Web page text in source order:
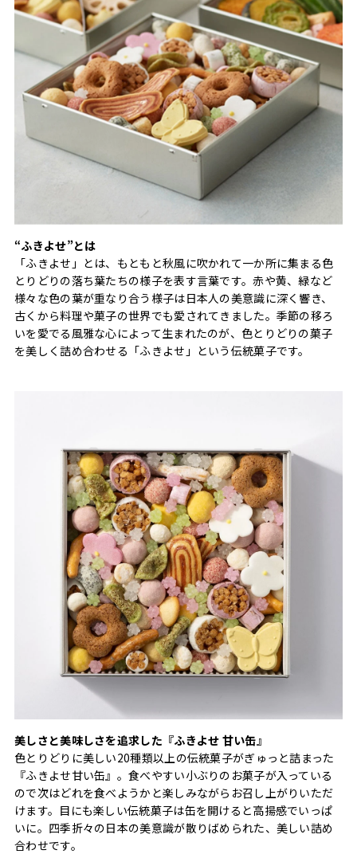
“ふきよせ”とは
「ふきよせ」とは、もともと秋風に吹かれて一か所に集まる色
とりどりの落ち葉たちの様子を表す言葉です。赤や黄、緑など
様々な色の葉が重なり合う様子は日本人の美意識に深く響き、
古くから料理や菓子の世界でも愛されてきました。季節の移ろ
いを愛でる風雅な心によって生まれたのが、色とりどりの菓子
を美しく詰め合わせる「ふきよせ」という伝統菓子です。
美しさと美味しさを追求した『ふきよせ 甘い缶』
色とりどりに美しい20種類以上の伝統菓子がぎゅっと詰まった
『ふきよせ甘い缶』。食べやすい小ぶりのお菓子が入っている
ので次はどれを食べようかと楽しみながらお召し上がりいただ
けます。目にも楽しい伝統菓子は缶を開けると高揚感でいっぱ
いに。四季折々の日本の美意識が散りばめられた、美しい詰め
合わせです。